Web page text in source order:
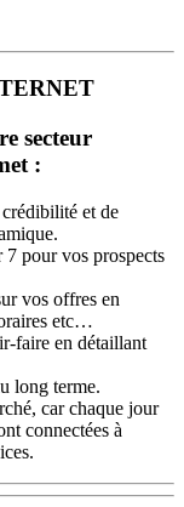
secteur
:
et de
7 pour vos prospects
vos offres en
etc…
faire en détaillant
long terme.
car chaque jour
connectées à